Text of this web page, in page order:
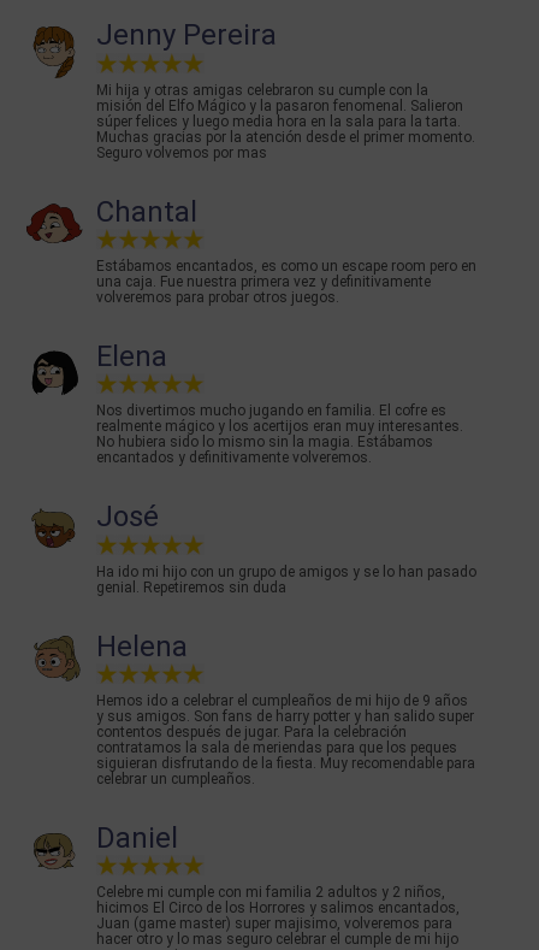
Jenny Pereira
Mi hija y otras amigas celebraron su cumple con la
misión del Elfo Mágico y la pasaron fenomenal. Salieron
súper felices y luego media hora en la sala para la tarta.
Muchas gracias por la atención desde el primer momento.
Seguro volvemos por mas
Chantal
Estábamos encantados, es como un escape room pero en
una caja. Fue nuestra primera vez y definitivamente
volveremos para probar otros juegos.
Elena
Nos divertimos mucho jugando en familia. El cofre es
realmente mágico y los acertijos eran muy interesantes.
No hubiera sido lo mismo sin la magia. Estábamos
encantados y definitivamente volveremos.
José
Ha ido mi hijo con un grupo de amigos y se lo han pasado
genial. Repetiremos sin duda
Helena
Hemos ido a celebrar el cumpleaños de mi hijo de 9 años
y sus amigos. Son fans de harry potter y han salido super
contentos después de jugar. Para la celebración
contratamos la sala de meriendas para que los peques
siguieran disfrutando de la fiesta. Muy recomendable para
celebrar un cumpleaños.
Daniel
Celebre mi cumple con mi familia 2 adultos y 2 niños,
hicimos El Circo de los Horrores y salimos encantados,
Juan (game master) super majisimo, volveremos para
hacer otro y lo mas seguro celebrar el cumple de mi hijo